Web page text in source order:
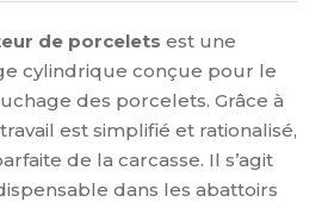
de porcelets est une
cylindrique conçue pour le
des porcelets. Grâce à
est simplifié et rationalisé,
de la carcasse. Il s’agit
dans les abattoirs